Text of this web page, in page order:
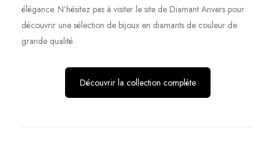
élégance. N’hésitez pas à visiter le site de Diamant Anvers pour
découvrir une sélection de bijoux en diamants de couleur de
grande qualité.
Découvrir la collection complète